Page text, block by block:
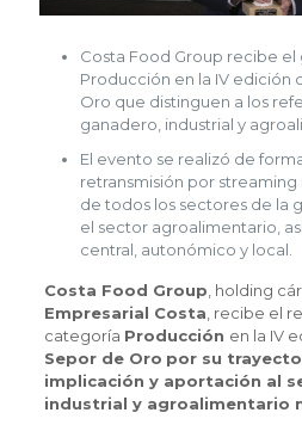
Costa Food Group recibe
Producción en la IV edición
Oro que distinguen a los
ganadero, industrial y
El evento se realizó de
retransmisión por
de todos los sectores de la
el sector agroalimentario,
central, autonómico y local.
Costa Food Group , holding
Empresarial Costa , recibe el
categoría Producción en la IV
Sepor de Oro por su
implicación y aportación al
industrial y agroalimentario